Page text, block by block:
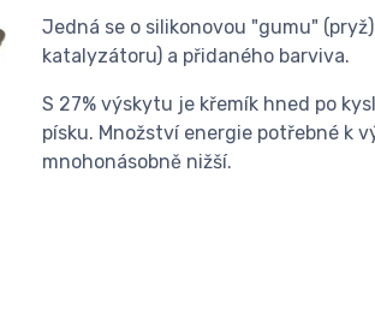
Jedná se o silikonovou "gumu"
katalyzátoru) a přidaného barviva.
S 27% výskytu je křemík hned po
písku. Množství energie potřebné k
mnohonásobně nižší.